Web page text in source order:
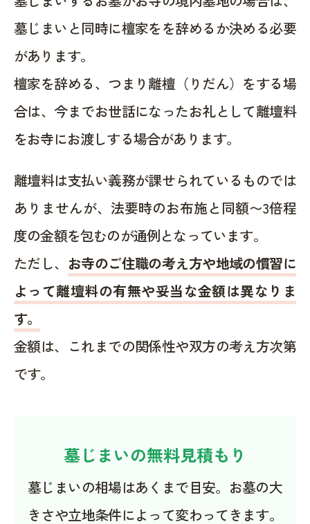
墓じまいと同時に檀家をを辞めるか決める必要
があります。
檀家を辞める、つまり離檀（りだん）をする場
合は、今までお世話になったお礼として離壇料
をお寺にお渡しする場合があります。
離壇料は支払い義務が課せられているものでは
ありませんが、法要時のお布施と同額〜3倍程
度の金額を包むのが通例となっています。
ただし、 お寺のご住職の考え方や地域の慣習に
よって離壇料の有無や妥当な金額は異なりま
す。
金額は、これまでの関係性や双方の考え方次第
です。
墓じまいの無料見積もり
墓じまいの相場はあくまで目安。お墓の大
きさや立地条件によって変わってきます。